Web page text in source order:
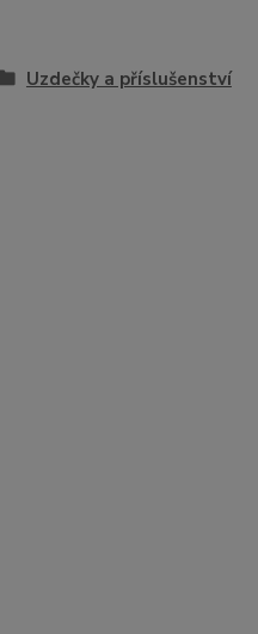
Uzdečky a příslušenství